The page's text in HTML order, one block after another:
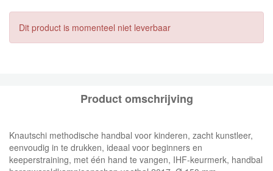
Dit product is momenteel niet leverbaar
Product omschrijving
Knautschi methodische handbal voor kinderen, zacht kunstleer,
eenvoudig in te drukken, ideaal voor beginners en
keeperstraining, met één hand te vangen, IHF-keurmerk, handbal